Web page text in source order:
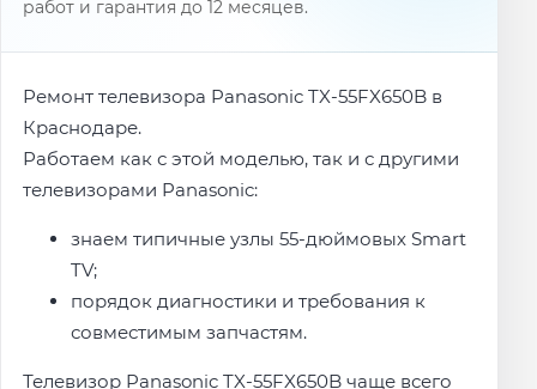
работ и гарантия до 12 месяцев.
Ремонт телевизора Panasonic TX-55FX650B в
Краснодаре.
Работаем как с этой моделью, так и с другими
телевизорами Panasonic:
знаем типичные узлы 55-дюймовых Smart
TV;
порядок диагностики и требования к
совместимым запчастям.
Телевизор Panasonic TX-55FX650B чаще всего